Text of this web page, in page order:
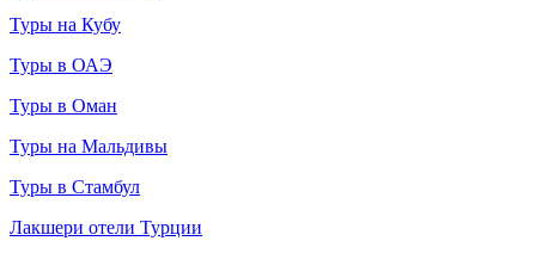
Туры на Кубу
Туры в ОАЭ
Туры в Оман
Туры на Мальдивы
Туры в Стамбул
Лакшери отели Турции